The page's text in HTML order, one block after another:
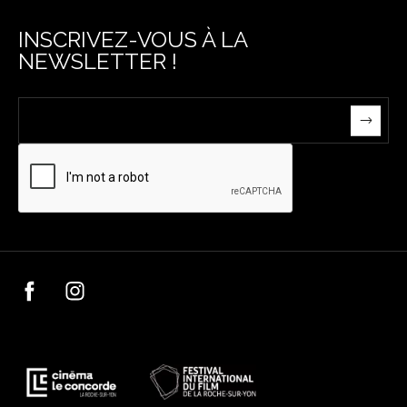
INSCRIVEZ-VOUS À LA
NEWSLETTER !